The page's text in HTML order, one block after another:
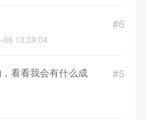
#6
06 13:39:04
#5
看看我会有什么成